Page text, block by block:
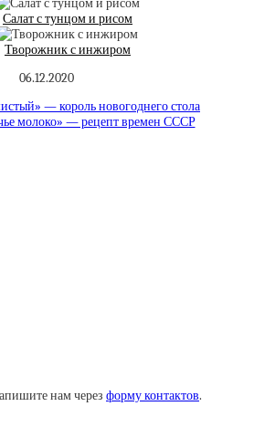
Салат с тунцом и рисом
Творожник с инжиром
06.12.2020
— король новогоднего стола
молоко» — рецепт времен СССР
нам через форму контактов.